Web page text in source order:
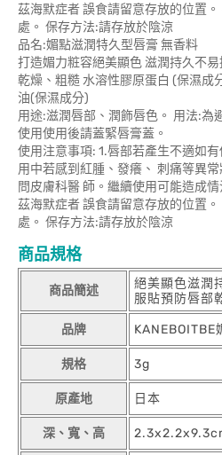
茲海默症者 誤食請留意存放的位置
處。 保存方法:請存放於陰涼
品名:媚點滋潤特久型唇膏 無香料
打造媚力粧容絕美顯色 滋潤持久不
乾燥、粗糙 水溶性膠原蛋白 (保濕成
油(保濕成分)
用途:滋潤唇部、潤飾唇色。 用法:為
使用使用後請蓋緊唇膏蓋。
使用注意事項: 1.唇部若產生不適如
用中若感到紅腫、發癢、 刺痛等異
問皮膚科醫 師。繼續使用可能造成
茲海默症者 誤食請留意存放的位置
處。 保存方法:請存放於陰涼
商品規格
商品簡述
絕美顯色滋潤
服貼預防唇部
品牌 KANEBOITBE
規格 3g
原產地 日本
深、寬、高